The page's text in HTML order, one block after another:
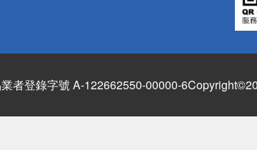
者登錄字號 A-122662550-00000-6